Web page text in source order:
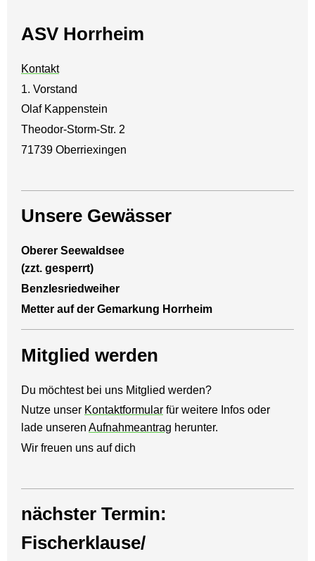
ASV Horrheim
Kontakt
1. Vorstand
Olaf Kappenstein
Theodor-Storm-Str. 2
71739 Oberriexingen
Unsere Gewässer
Oberer Seewaldsee
(zzt. gesperrt)
Benzlesriedweiher
Metter auf der Gemarkung Horrheim
Mitglied werden
Du möchtest bei uns Mitglied werden?
Nutze unser Kontaktformular für weitere Infos oder
lade unseren Aufnahmeantrag herunter.
Wir freuen uns auf dich
nächster Termin:
Fischerklause/